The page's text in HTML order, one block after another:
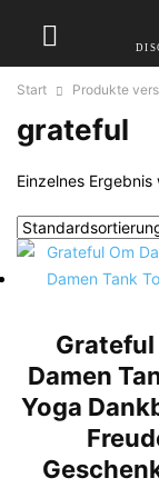
Start Produkte
grateful
Einzelnes
Grateful
Damen
Yoga